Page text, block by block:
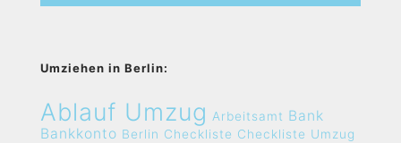
Umziehen in Berlin:
Ablauf Umzug Arbeitsamt Bank
Bankkonto Berlin Checkliste Checkliste Umzug